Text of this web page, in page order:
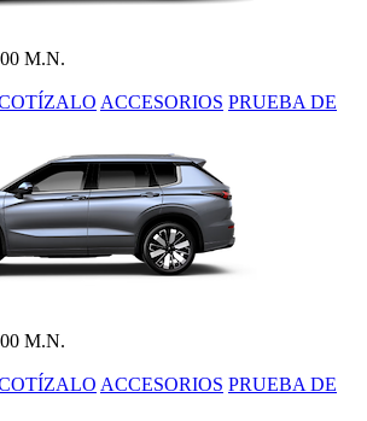
M.N.
ACCESORIOS PRUEBA DE
M.N.
ACCESORIOS PRUEBA DE